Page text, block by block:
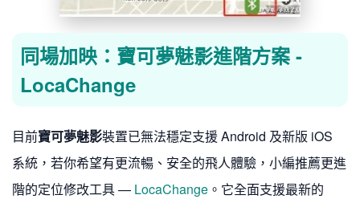
同場加映：寶可夢魅影進階方案 -
LocaChange
目前寶可夢魅影裝置已無法穩定支援 Android 及新版 iOS
系統，若你希望有更流暢、安全的飛人體驗，小編推薦更進
階的定位修改工具 — LocaChange 。它全面支援最新的